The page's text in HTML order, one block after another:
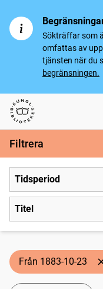
Sökträffar som
omfattas av
tjänsten när du
begränsningen.
Svenska tidningar
Filtrera
Tidsperiod
Titel
Från 1883-10-23